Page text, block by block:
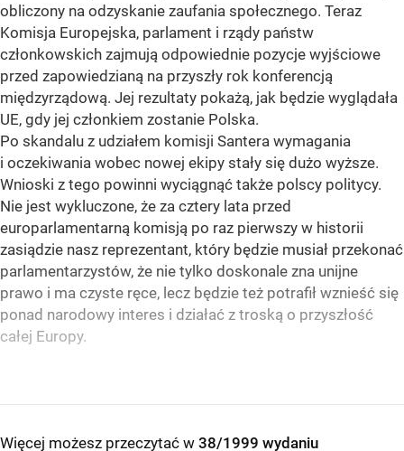
obliczony na odzyskanie zaufania społecznego. Teraz
Komisja Europejska, parlament i rządy państw
członkowskich zajmują odpowiednie pozycje wyjściowe
przed zapowiedzianą na przyszły rok konferencją
międzyrządową. Jej rezultaty pokażą, jak będzie wyglądała
UE, gdy jej członkiem zostanie Polska.
Po skandalu z udziałem komisji Santera wymagania
i oczekiwania wobec nowej ekipy stały się dużo wyższe.
Wnioski z tego powinni wyciągnąć także polscy politycy.
Nie jest wykluczone, że za cztery lata przed
europarlamentarną komisją po raz pierwszy w historii
zasiądzie nasz reprezentant, który będzie musiał przekonać
parlamentarzystów, że nie tylko doskonale zna unijne
prawo i ma czyste ręce, lecz będzie też potrafił wznieść się
ponad narodowy interes i działać z troską o przyszłość
całej Europy.
Więcej możesz przeczytać w 38/1999 wydaniu